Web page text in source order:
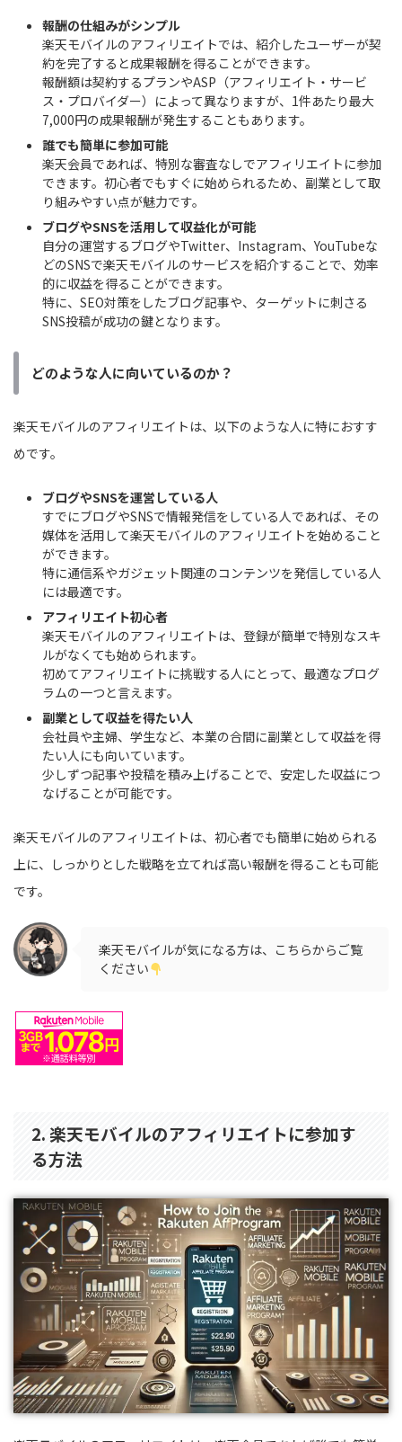
報酬の仕組みがシンプル
楽天モバイルのアフィリエイトでは、紹介したユーザーが契
約を完了すると成果報酬を得ることができます。
報酬額は契約するプランやASP（アフィリエイト・サービ
ス・プロバイダー）によって異なりますが、1件あたり最大
7,000円の成果報酬が発生することもあります。
誰でも簡単に参加可能
楽天会員であれば、特別な審査なしでアフィリエイトに参加
できます。初心者でもすぐに始められるため、副業として取
り組みやすい点が魅力です。
ブログやSNSを活用して収益化が可能
自分の運営するブログやTwitter、Instagram、YouTubeな
どのSNSで楽天モバイルのサービスを紹介することで、効率
的に収益を得ることができます。
特に、SEO対策をしたブログ記事や、ターゲットに刺さる
SNS投稿が成功の鍵となります。
どのような人に向いているのか？
楽天モバイルのアフィリエイトは、以下のような人に特におすす
めです。
ブログやSNSを運営している人
すでにブログやSNSで情報発信をしている人であれば、その
媒体を活用して楽天モバイルのアフィリエイトを始めること
ができます。
特に通信系やガジェット関連のコンテンツを発信している人
には最適です。
アフィリエイト初心者
楽天モバイルのアフィリエイトは、登録が簡単で特別なスキ
ルがなくても始められます。
初めてアフィリエイトに挑戦する人にとって、最適なプログ
ラムの一つと言えます。
副業として収益を得たい人
会社員や主婦、学生など、本業の合間に副業として収益を得
たい人にも向いています。
少しずつ記事や投稿を積み上げることで、安定した収益につ
なげることが可能です。
楽天モバイルのアフィリエイトは、初心者でも簡単に始められる
上に、しっかりとした戦略を立てれば高い報酬を得ることも可能
です。
楽天モバイルが気になる方は、こちらからご覧
ください
2. 楽天モバイルのアフィリエイトに参加す
る方法